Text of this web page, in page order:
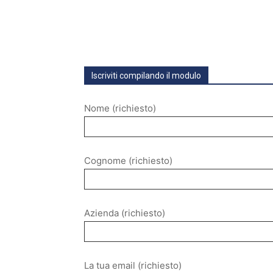
Iscriviti compilando il modulo
Nome (richiesto)
Cognome (richiesto)
Azienda (richiesto)
La tua email (richiesto)